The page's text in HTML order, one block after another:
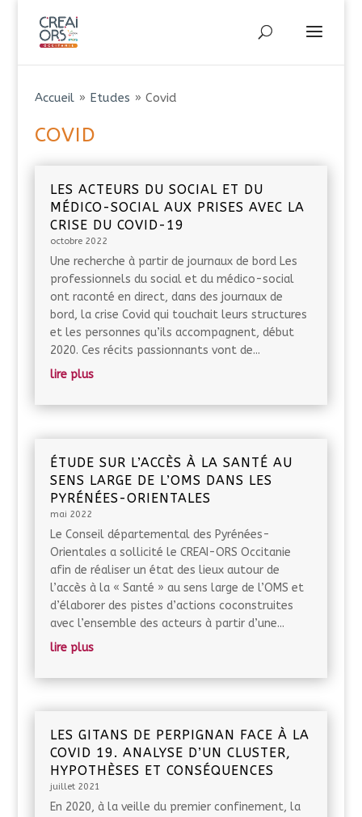
Accueil» Etudes » Covid
COVID
LES ACTEURS DU SOCIAL ET DU
MÉDICO-SOCIAL AUX PRISES AVEC LA
CRISE DU COVID-19
octobre 2022
Une recherche à partir de journaux de bord Les
professionnels du social et du médico-social
ont raconté en direct, dans des journaux de
bord, la crise Covid qui touchait leurs structures
et les personnes qu’ils accompagnent, début
2020. Ces récits passionnants vont de...
lire plus
ÉTUDE SUR L’ACCÈS À LA SANTÉ AU
SENS LARGE DE L’OMS DANS LES
PYRÉNÉES-ORIENTALES
mai 2022
Le Conseil départemental des Pyrénées-
Orientales a sollicité le CREAI-ORS Occitanie
afin de réaliser un état des lieux autour de
l’accès à la « Santé » au sens large de l’OMS et
d’élaborer des pistes d’actions coconstruites
avec l’ensemble des acteurs à partir d’une...
lire plus
LES GITANS DE PERPIGNAN FACE À LA
COVID 19. ANALYSE D’UN CLUSTER,
HYPOTHÈSES ET CONSÉQUENCES
juillet 2021
En 2020, à la veille du premier confinement, la